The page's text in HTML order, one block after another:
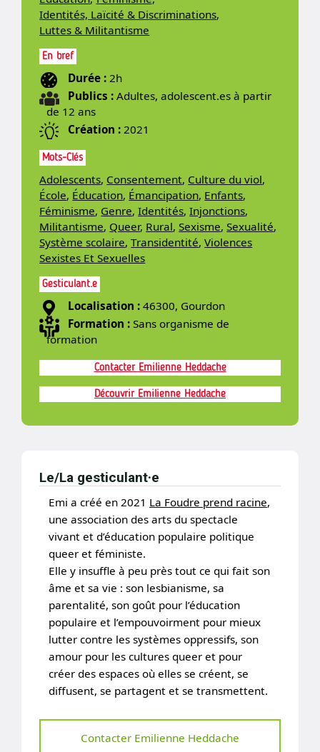
Identités, Laïcité & Discriminations,
Luttes & Militantisme
En bref
Durée : 2h
Publics :Adultes, adolescent.es à partir
de 12 ans
Création : 2021
Mots-Clés
Adolescents, Consentement, Culture du viol,
École, Éducation, Émancipation, Enfants,
Féminisme, Genre,Identités,Injonctions,
Militantisme, Queer, Rural,Sexisme,Sexualité,
Système scolaire,Transidentité,Violences
Sexistes Et Sexuelles
Gesticulant.e
Localisation :46300, Gourdon
Formation :Sans organisme de
formation
Contacter Emilienne Heddache
Découvrir Emilienne Heddache
Le/La gesticulant·e
Emi a créé en 2021 La Foudre prend racine,
une association des arts du spectacle
vivant et d’éducation populaire politique
queer et féministe.
Elle y insuffle à peu près tout ce qui fait son
âme et sa vie : son lesbianisme, sa
parentalité, son goût pour l’éducation
populaire et l’empouvoirment pour mieux
lutter contre les systèmes oppressifs, son
amour pour les cultures queer et pour
créer des espaces où elles se créent, se
diffusent, se partagent et se transmettent.
Contacter Emilienne Heddache